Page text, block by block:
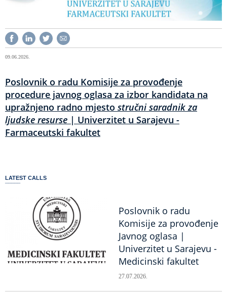
09.06.2026.
Poslovnik o radu Komisije za provođenje
procedure javnog oglasa za izbor kandidata na
upražnjeno radno mjesto stručni saradnik za
ljudske resurse | Univerzitet u Sarajevu -
Farmaceutski fakultet
LATEST CALLS
Poslovnik o radu
Komisije za provođenje
Javnog oglasa |
Univerzitet u Sarajevu -
Medicinski fakultet
27.07.2026.